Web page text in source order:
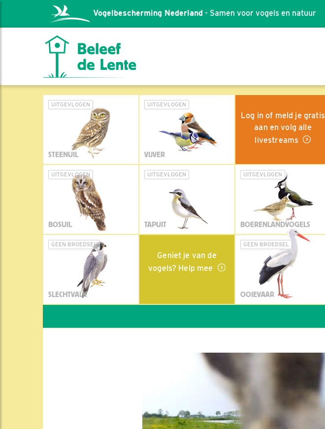
Vogelbescherming Nederland - Samen voor vogels en natuur
UITGEVLOGEN
STEENUIL
UITGEVLOGEN
VIJVER
Log in of meld je gratis
aan en volg alle
livestreams
UITGEVLOGEN
BOSUIL
UITGEVLOGEN
TAPUIT
UITGEVLOGEN
BOERENLANDVOGELS
GEEN BROEDSEL
SLECHTVALK
Geniet je van de
vogels? Help mee
GEEN BROEDSEL
OOIEVAAR